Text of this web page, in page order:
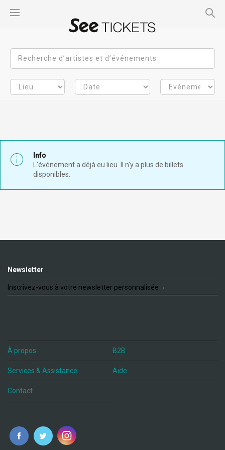
Info
L'événement a déjà eu lieu. Il n'y a plus de billets
disponibles.
Newsletter
Inscrivez-vous à votre newsletter personnalisée
À propos B2B
Services & Assistance Aide
Contact
fr